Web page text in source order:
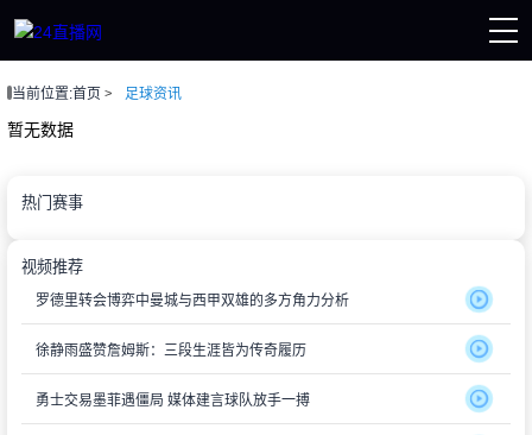
播
播
当前位置:首页 足球资讯
暂无数据
热门赛事
视频推荐
罗德里转会博弈中曼城与西甲双雄的多方角力分析
徐静雨盛赞詹姆斯：三段生涯皆为传奇履历
勇士交易墨菲遇僵局 媒体建言球队放手一搏